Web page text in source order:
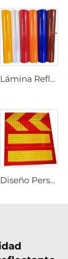
Lámina Reflectante Prismática para Señales de Tráfico, Vinilo Reflectante, Película Retroreflectante para Placas Señalizadoras
Diseño Personalizado Lámina Reflectante de Aluminio para Parte Trasera de Camión